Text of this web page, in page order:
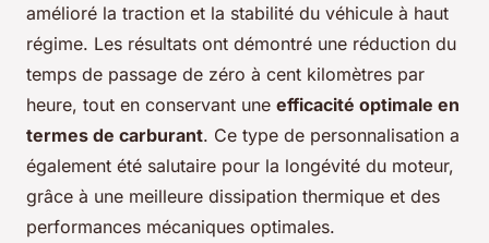
amélioré la traction et la stabilité du véhicule à haut
régime. Les résultats ont démontré une réduction du
temps de passage de zéro à cent kilomètres par
heure, tout en conservant une efficacité optimale en
termes de carburant. Ce type de personnalisation a
également été salutaire pour la longévité du moteur,
grâce à une meilleure dissipation thermique et des
performances mécaniques optimales.